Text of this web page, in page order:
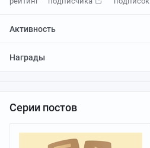
Активность
Награды
Серии постов